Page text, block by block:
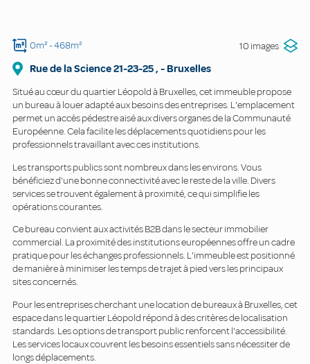
0m²- 468m² 10 images
Rue de la Science21-23-25, -Bruxelles
Situé au cœur du quartier Léopold à Bruxelles, cet immeuble propose
un bureau à louer adapté aux besoins des entreprises. L'emplacement
permet un accès pédestre aisé aux divers organes de la Communauté
Européenne. Cela facilite les déplacements quotidiens pour les
professionnels travaillant avec ces institutions.
Les transports publics sont nombreux dans les environs. Vous
bénéficiez d'une bonne connectivité avec le reste de la ville. Divers
services se trouvent également à proximité, ce qui simplifie les
opérations courantes.
Ce bureau convient aux activités B2B dans le secteur immobilier
commercial. La proximité des institutions européennes offre un cadre
pratique pour les échanges professionnels. L'immeuble est positionné
de manière à minimiser les temps de trajet à pied vers les principaux
sites concernés.
Pour les entreprises cherchant une location de bureaux à Bruxelles, cet
espace dans le quartier Léopold répond à des critères de localisation
standards. Les options de transport public renforcent l'accessibilité.
Les services locaux couvrent les besoins essentiels sans nécessiter de
longs déplacements.